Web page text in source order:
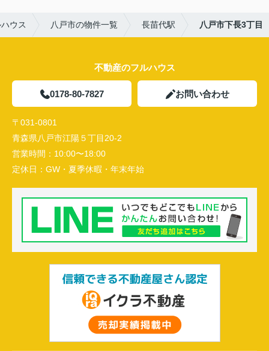
ウス 八戸市の物件一覧 長苗代駅 八戸市下長3丁目
不動産のフルハウス
0178-80-7827 お問い合わせ
〒031-0801
青森県八戸市江陽５丁目20-2
営業時間： 10:00〜18:00
定休日： GW・夏季休暇・年末年始